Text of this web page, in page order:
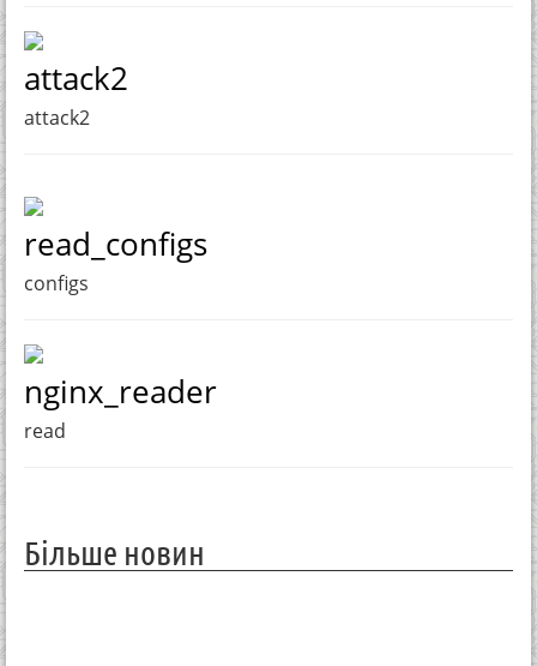
attack2
attack2
read_configs
configs
nginx_reader
read
Більше новин